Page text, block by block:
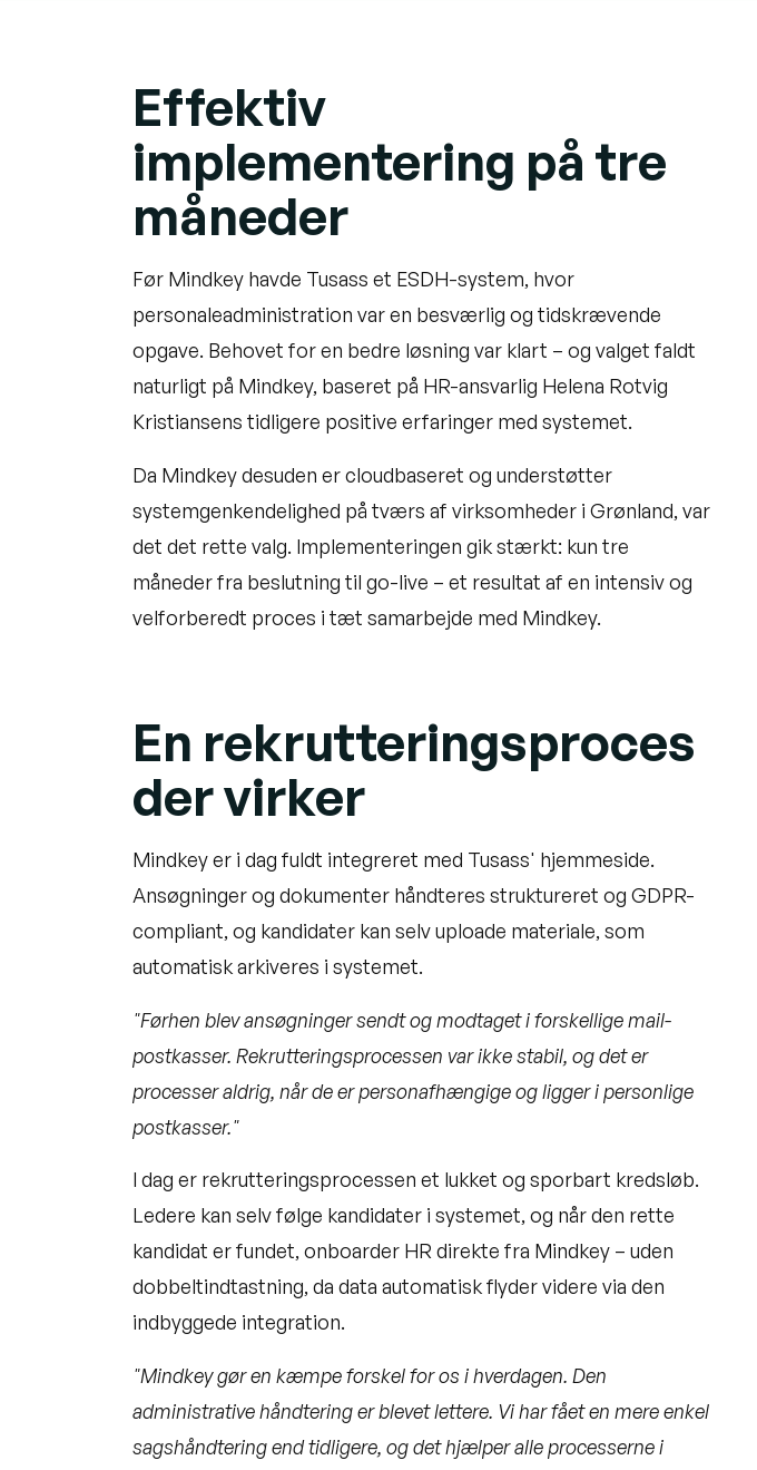
Effektiv
implementering på tre
måneder
Før Mindkey havde Tusass et ESDH-system, hvor
personaleadministration var en besværlig og tidskrævende
opgave. Behovet for en bedre løsning var klart – og valget faldt
naturligt på Mindkey, baseret på HR-ansvarlig Helena Rotvig
Kristiansens tidligere positive erfaringer med systemet.
Da Mindkey desuden er cloudbaseret og understøtter
systemgenkendelighed på tværs af virksomheder i Grønland, var
det det rette valg. Implementeringen gik stærkt: kun tre
måneder fra beslutning til go-live – et resultat af en intensiv og
velforberedt proces i tæt samarbejde med Mindkey.
En rekrutteringsproces
der virker
Mindkey er i dag fuldt integreret med Tusass' hjemmeside.
Ansøgninger og dokumenter håndteres struktureret og GDPR-
compliant, og kandidater kan selv uploade materiale, som
automatisk arkiveres i systemet.
"Førhen blev ansøgninger sendt og modtaget i forskellige mail-
postkasser. Rekrutteringsprocessen var ikke stabil, og det er
processer aldrig, når de er personafhængige og ligger i personlige
postkasser."
I dag er rekrutteringsprocessen et lukket og sporbart kredsløb.
Ledere kan selv følge kandidater i systemet, og når den rette
kandidat er fundet, onboarder HR direkte fra Mindkey – uden
dobbeltindtastning, da data automatisk flyder videre via den
indbyggede integration.
"Mindkey gør en kæmpe forskel for os i hverdagen. Den
administrative håndtering er blevet lettere. Vi har fået en mere enkel
sagshåndtering end tidligere, og det hjælper alle processerne i